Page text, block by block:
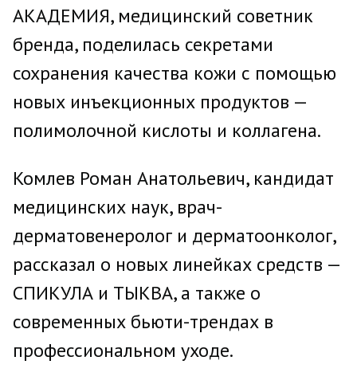
АКАДЕМИЯ, медицинский советник
бренда, поделилась секретами
сохранения качества кожи с помощью
новых инъекционных продуктов —
полимолочной кислоты и коллагена.
Комлев Роман Анатольевич, кандидат
медицинских наук, врач-
дерматовенеролог и дерматоонколог,
рассказал о новых линейках средств —
СПИКУЛА и ТЫКВА, а также о
современных бьюти-трендах в
профессиональном уходе.